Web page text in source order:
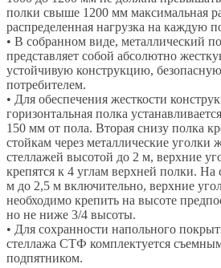
полки свыше 1200 мм максимальная
распределенная нагрузка на каждую
• В собранном виде, металлический
представляет собой абсолютно
устойчивую конструкцию,
потребителем.
• Для обеспечения жесткости
горизонтальная полка
150 мм от пола. Вторая снизу полка
стойкам через металлические уголки
стеллажей высотой до 2 м, верхние
крепятся к 4 углам верхней полки. На
м до 2,5 м включительно, верхние
необходимо крепить на высоте
но не ниже 3/4 высоты.
• Для сохранности напольного
стеллажа СТФ комплектуется
подпятником.